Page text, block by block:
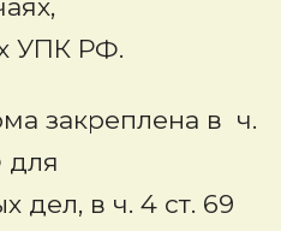
УПК РФ.
закреплена в ч.
для
дел, в ч. 4 ст. 69